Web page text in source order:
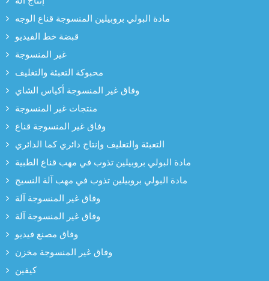
مادة البولي بروبيلين المنسوجة قناع الوجه
قبضة خط الفيديو
غير المنسوجة
محبوكة التعبئة والتغليف
وفاق غير المنسوجة أكياس الشاي
منتجات غير المنسوجة
وفاق غير المنسوجة قناع
التعبئة والتغليف وإنتاج دائري كما الدائري
مادة البولي بروبيلين تذوب في مهب قناع الطبية
مادة البولي بروبيلين تذوب في مهب آلة النسيج
وفاق غير المنسوجة آلة
وفاق غير المنسوجة آلة
وفاق مصنع فيديو
وفاق غير المنسوجة مخزن
كيفين